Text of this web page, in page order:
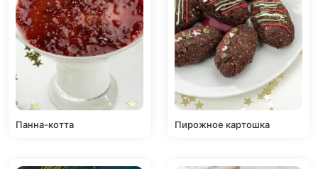
Панна-котта Пирожное картошка